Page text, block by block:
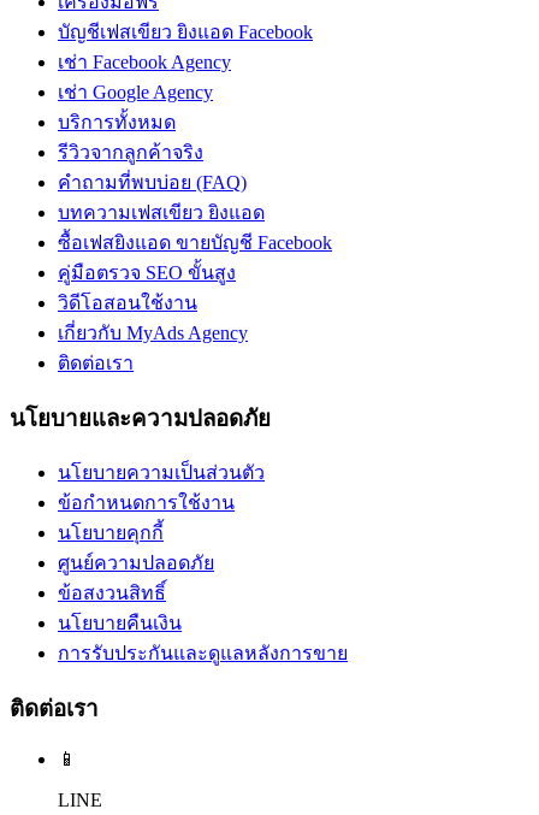
บัญชีเฟสเขียว ยิงแอด Facebook
เช่า Facebook Agency
เช่า Google Agency
บริการทั้งหมด
รีวิวจากลูกค้าจริง
คำถามที่พบบ่อย (FAQ)
บทความเฟสเขียว ยิงแอด
ซื้อเฟสยิงแอด ขายบัญชี Facebook
คู่มือตรวจ SEO ขั้นสูง
วิดีโอสอนใช้งาน
เกี่ยวกับ MyAds Agency
ติดต่อเรา
นโยบายและความปลอดภัย
นโยบายความเป็นส่วนตัว
ข้อกำหนดการใช้งาน
นโยบายคุกกี้
ศูนย์ความปลอดภัย
ข้อสงวนสิทธิ์
นโยบายคืนเงิน
การรับประกันและดูแลหลังการขาย
ติดต่อเรา
📱
LINE